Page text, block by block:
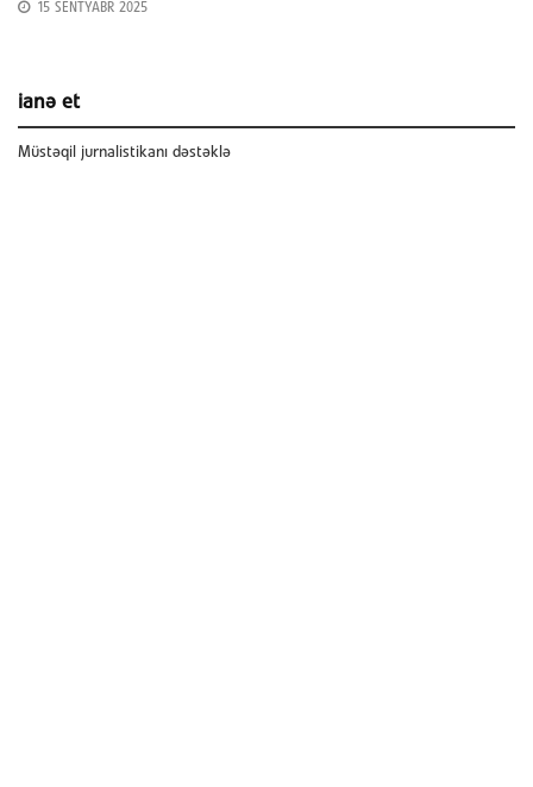
15 SENTYABR 2025
ianə et
Müstəqil jurnalistikanı dəstəklə